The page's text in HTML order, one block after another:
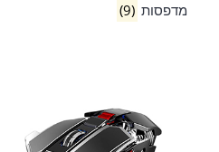
מדפסות (9)